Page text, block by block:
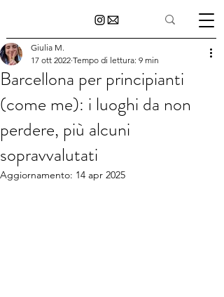
Barcellona per principianti
(come me): i luoghi da non
perdere, più alcuni
sopravvalutati
Giulia M.
17 ott 2022 Tempo di lettura: 9 min
Aggiornamento: 14 apr 2025